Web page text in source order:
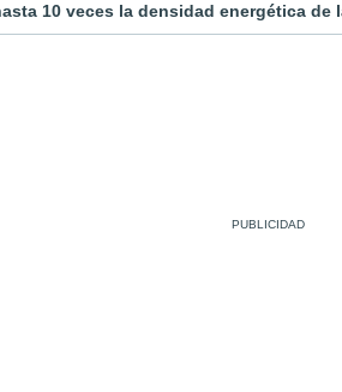
10 veces la densidad energética de